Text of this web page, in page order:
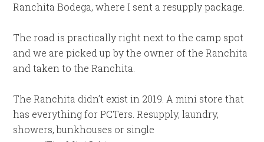
Ranchita Bodega, where I sent a resupply package.
The road is practically right next to the camp spot
and we are picked up by the owner of the Ranchita
and taken to the Ranchita.
The Ranchita didn’t exist in 2019. A mini store that
has everything for PCTers. Resupply, laundry,
showers, bunkhouses or single